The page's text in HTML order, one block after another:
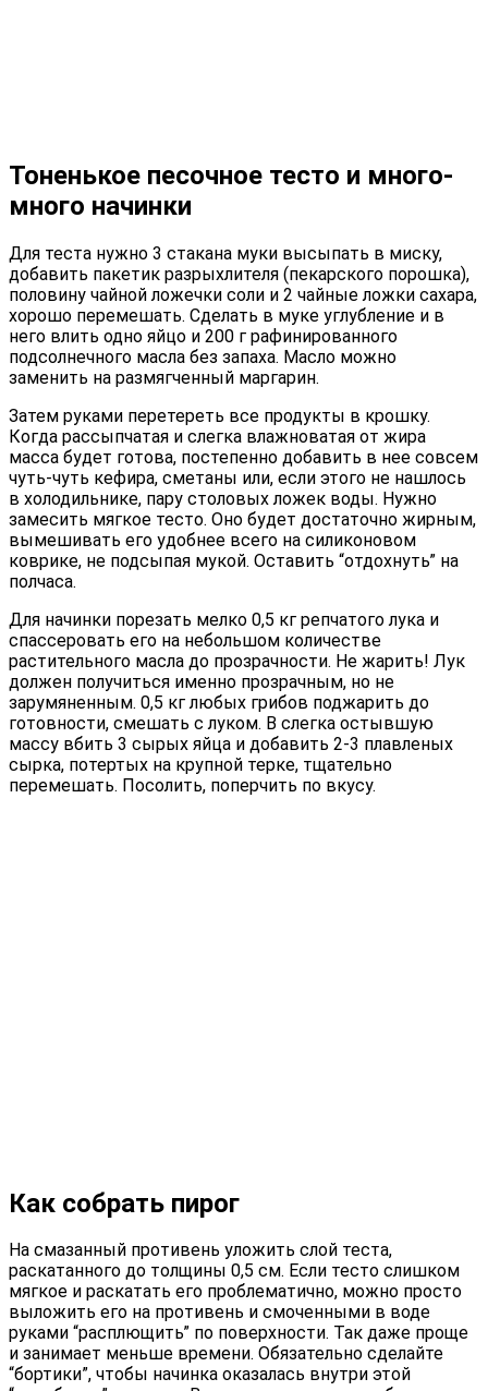
Тоненькое песочное тесто и много-
много начинки
Для теста нужно 3 стакана муки высыпать в миску,
добавить пакетик разрыхлителя (пекарского порошка),
половину чайной ложечки соли и 2 чайные ложки сахара,
хорошо перемешать. Сделать в муке углубление и в
него влить одно яйцо и 200 г рафинированного
подсолнечного масла без запаха. Масло можно
заменить на размягченный маргарин.
Затем руками перетереть все продукты в крошку.
Когда рассыпчатая и слегка влажноватая от жира
масса будет готова, постепенно добавить в нее совсем
чуть-чуть кефира, сметаны или, если этого не нашлось
в холодильнике, пару столовых ложек воды. Нужно
замесить мягкое тесто. Оно будет достаточно жирным,
вымешивать его удобнее всего на силиконовом
коврике, не подсыпая мукой. Оставить “отдохнуть” на
полчаса.
Для начинки порезать мелко 0,5 кг репчатого лука и
спассеровать его на небольшом количестве
растительного масла до прозрачности. Не жарить! Лук
должен получиться именно прозрачным, но не
зарумяненным. 0,5 кг любых грибов поджарить до
готовности, смешать с луком. В слегка остывшую
массу вбить 3 сырых яйца и добавить 2-3 плавленых
сырка, потертых на крупной терке, тщательно
перемешать. Посолить, поперчить по вкусу.
Как собрать пирог
На смазанный противень уложить слой теста,
раскатанного до толщины 0,5 см. Если тесто слишком
мягкое и раскатать его проблематично, можно просто
выложить его на противень и смоченными в воде
руками “расплющить” по поверхности. Так даже проще
и занимает меньше времени. Обязательно сделайте
“бортики”, чтобы начинка оказалась внутри этой